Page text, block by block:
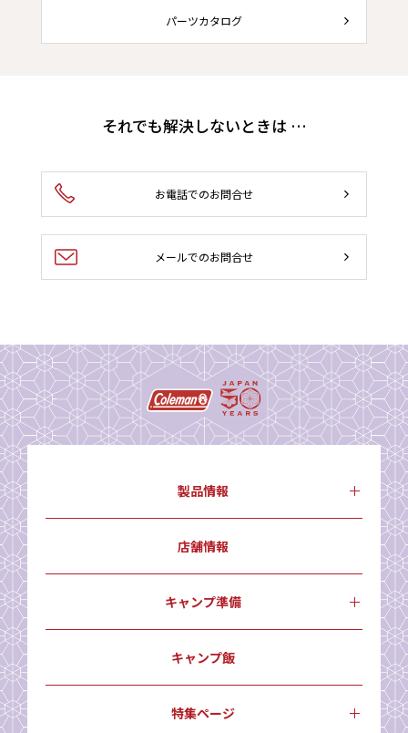
パーツカタログ
それでも解決しないときは …
お電話でのお問合せ
メールでのお問合せ
製品情報
店舗情報
キャンプ準備
キャンプ飯
特集ページ